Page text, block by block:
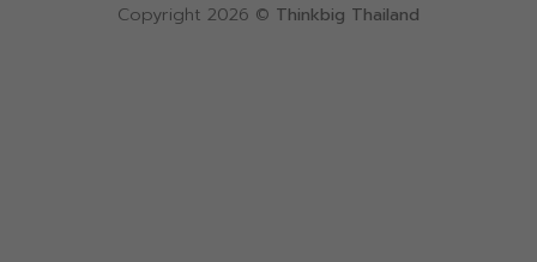
Copyright 2026 © Thinkbig Thailand